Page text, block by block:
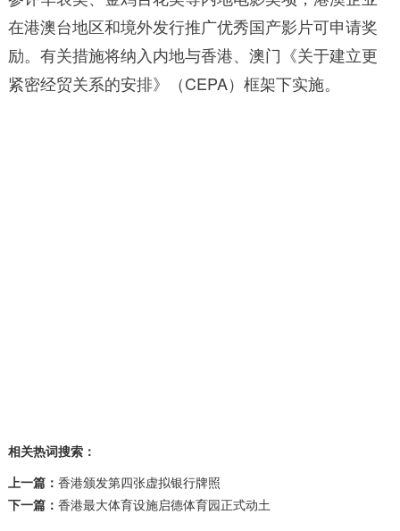
在港澳台地区和境外发行推广优秀国产影片可申请奖
励。有关措施将纳入内地与香港、澳门《关于建立更
紧密经贸关系的安排》（CEPA）框架下实施。
相关热词搜索：
上一篇： 香港颁发第四张虚拟银行牌照
下一篇： 香港最大体育设施启德体育园正式动土